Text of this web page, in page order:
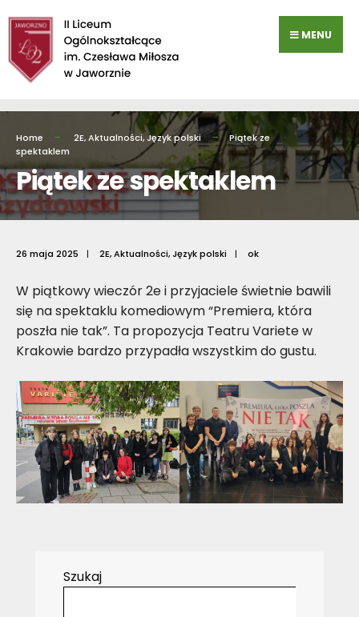
Przejdź
do
zawartości
MENU
Home 2E,Aktualności,Język polski
Piątek ze
spektaklem
Piątek ze spektaklem
26 maja 2025 | 2E,Aktualności,Język polski | ok
W piątkowy wieczór 2e i przyjaciele świetnie bawili
się na spektaklu komediowym “Premiera, która
poszła nie tak”. Ta propozycja Teatru Variete w
Krakowie bardzo przypadła wszystkim do gustu.
Szukaj